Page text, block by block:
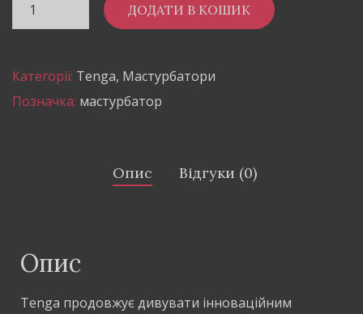
ДОДАТИ В КОШИК
Категорії: Tenga, Мастурбатори
Позначка: мастурбатор
Опис Відгуки (0)
Опис
Tenga продовжує дивувати інноваційним